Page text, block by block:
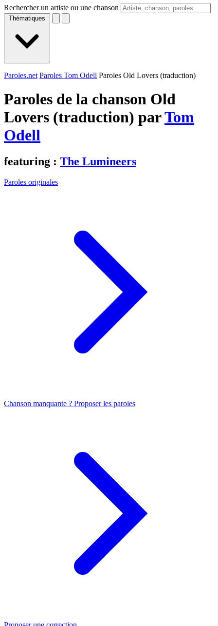
Rechercher un artiste ou une chanson
Thématiques
Paroles.net Paroles Tom Odell Paroles Old Lovers (traduction)
Paroles de la chanson Old
Lovers (traduction) parTom
Odell
featuring : The Lumineers
Paroles originales
Chanson manquante ? Proposer les paroles